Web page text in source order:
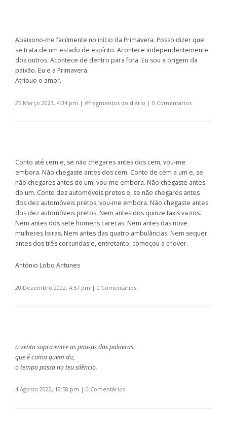
Apaixono-me facilmente no início da Primavera. Posso dizer que
se trata de um estado de espírito. Acontece independentemente
dos outros. Acontece de dentro para fora. Eu sou a origem da
paixão. Eu e a Primavera.
Atribuo o amor.
25 Março 2023, 4:34 pm | #fragmentos do diário | 0 Comentários
Conto até cem e, se não chegares antes dos cem, vou-me
embora. Não chegaste antes dos cem. Conto de cem a um e, se
não chegares antes do um, vou-me embora. Não chegaste antes
do um. Conto dez automóveis pretos e, se não chegares antes
dos dez automóveis pretos, vou-me embora. Não chegaste antes
dos dez automóveis pretos. Nem antes dos quinze taxis vazios.
Nem antes dos sete homens carecas. Nem antes das nove
mulheres loiras. Nem antes das quatro ambulâncias. Nem sequer
antes dos três corcundas e, entretanto, começou a chover.
António Lobo Antunes
20 Dezembro 2022, 4:57 pm | 0 Comentários
o vento sopra entre as pausas das palavras.
que é como quem diz,
o tempo passa no teu silêncio.
4 Agosto 2022, 12:58 pm | 0 Comentários